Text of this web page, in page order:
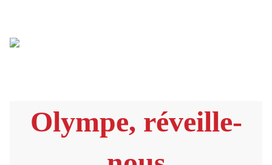
Olympe, réveille-